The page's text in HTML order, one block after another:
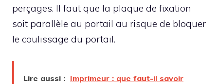
perçages. Il faut que la plaque de fixation
soit parallèle au portail au risque de bloquer
le coulissage du portail.
Lire aussi : Imprimeur : que faut-il savoir